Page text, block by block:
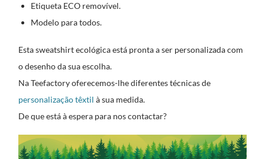
Etiqueta ECO removível.
Modelo para todos.
Esta sweatshirt ecológica está pronta a ser personalizada com
o desenho da sua escolha.
Na Teefactory oferecemos-lhe diferentes técnicas de
personalização têxtil à sua medida.
De que está à espera para nos contactar?